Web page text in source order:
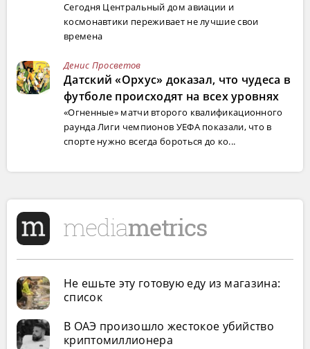
Сегодня Центральный дом авиации и
космонавтики переживает не лучшие свои
времена
Денис Просветов
Датский «Орхус» доказал, что чудеса в
футболе происходят на всех уровнях
«Огненные» матчи второго квалификационного
раунда Лиги чемпионов УЕФА показали, что в
спорте нужно всегда бороться до ко...
Не ешьте эту готовую еду из магазина:
список
В ОАЭ произошло жестокое убийство
криптомиллионера